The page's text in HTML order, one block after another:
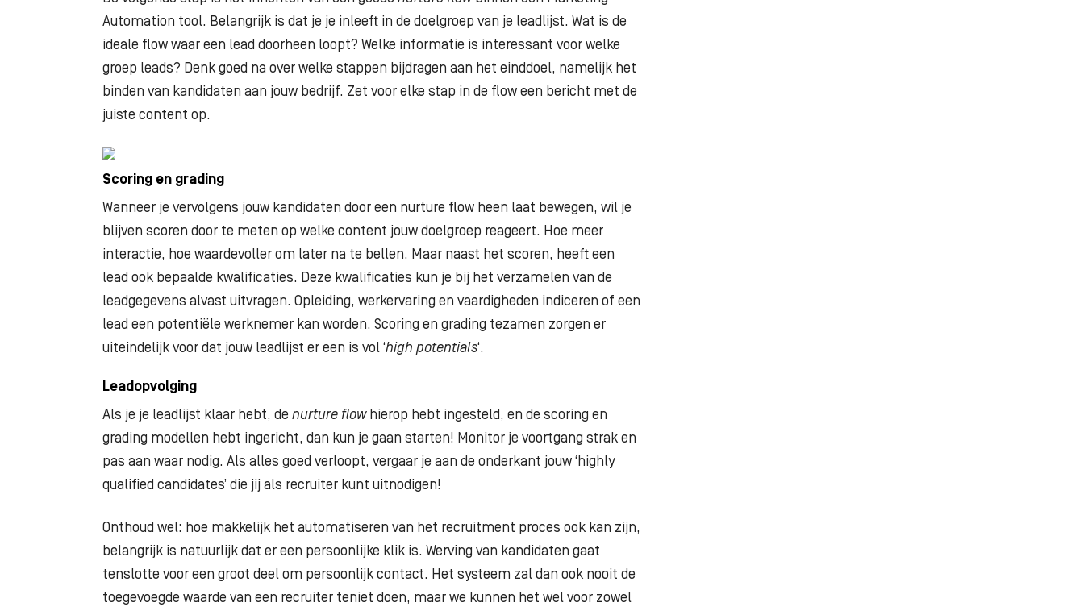
Automation tool. Belangrijk is dat je je inleeft in de doelgroep van je leadlijst. Wat is de
ideale flow waar een lead doorheen loopt? Welke informatie is interessant voor welke
groep leads? Denk goed na over welke stappen bijdragen aan het einddoel, namelijk het
binden van kandidaten aan jouw bedrijf. Zet voor elke stap in de flow een bericht met de
juiste content op.
Scoring en grading
Wanneer je vervolgens jouw kandidaten door een nurture flow heen laat bewegen, wil je
blijven scoren door te meten op welke content jouw doelgroep reageert. Hoe meer
interactie, hoe waardevoller om later na te bellen. Maar naast het scoren, heeft een
lead ook bepaalde kwalificaties. Deze kwalificaties kun je bij het verzamelen van de
leadgegevens alvast uitvragen. Opleiding, werkervaring en vaardigheden indiceren of een
lead een potentiële werknemer kan worden. Scoring en grading tezamen zorgen er
uiteindelijk voor dat jouw leadlijst er een is vol ‘high potentials‘.
Leadopvolging
Als je je leadlijst klaar hebt, de nurture flowhierop hebt ingesteld, en de scoring en
grading modellen hebt ingericht, dan kun je gaan starten! Monitor je voortgang strak en
pas aan waar nodig. Als alles goed verloopt, vergaar je aan de onderkant jouw ‘highly
qualified candidates’ die jij als recruiter kunt uitnodigen!
Onthoud wel: hoe makkelijk het automatiseren van het recruitment proces ook kan zijn,
belangrijk is natuurlijk dat er een persoonlijke klik is. Werving van kandidaten gaat
tenslotte voor een groot deel om persoonlijk contact. Het systeem zal dan ook nooit de
toegevoegde waarde van een recruiter teniet doen, maar we kunnen het wel voor zowel